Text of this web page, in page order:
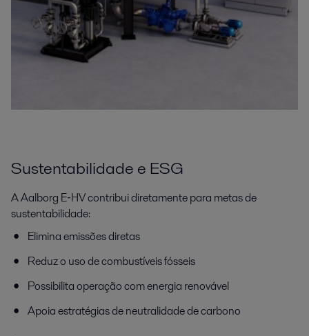
Sustentabilidade e ESG
A Aalborg E‑HV contribui diretamente para metas de
sustentabilidade:
Elimina emissões diretas
Reduz o uso de combustíveis fósseis
Possibilita operação com energia renovável
Apoia estratégias de neutralidade de carbono